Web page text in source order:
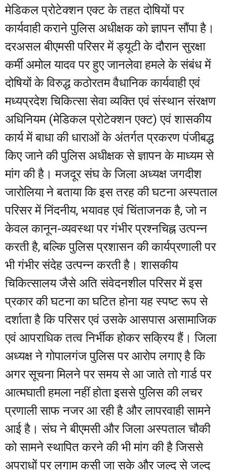
मेडिकल प्रोटेक्शन एक्ट के तहत दोषियों पर
कार्यवाही कराने पुलिस अधीक्षक को ज्ञापन सौंपा है।
दरअसल बीएमसी परिसर में ड्यूटी के दौरान सुरक्षा
कर्मी अमोल यादव पर हुए जानलेवा हमले के संबंध में
दोषियों के विरुद्ध कठोरतम वैधानिक कार्यवाही एवं
मध्यप्रदेश चिकित्सा सेवा व्यक्ति एवं संस्थान संरक्षण
अधिनियम (मेडिकल प्रोटेक्शन एक्ट) एवं शासकीय
कार्य में बाधा की धाराओं के अंतर्गत प्रकरण पंजीबद्ध
किए जाने की पुलिस अधीक्षक से ज्ञापन के माध्यम से
मांग की है। मजदूर संघ के जिला अध्यक्ष जगदीश
जारोलिया ने बताया कि इस तरह की घटना अस्पताल
परिसर में निंदनीय, भयावह एवं चिंताजनक है, जो न
केवल कानून-व्यवस्था पर गंभीर प्रश्नचिह्न उत्पन्न
करती है, बल्कि पुलिस प्रशासन की कार्यप्रणाली पर
भी गंभीर संदेह उत्पन्न करती है। शासकीय
चिकित्सालय जैसे अति संवेदनशील परिसर में इस
प्रकार की घटना का घटित होना यह स्पष्ट रूप से
दर्शाता है कि परिसर एवं उसके आसपास असामाजिक
एवं आपराधिक तत्व निर्भीक होकर सक्रिय हैं। जिला
अध्यक्ष ने गोपालगंज पुलिस पर आरोप लगाए है कि
अगर सूचना मिलने पर समय से आ जाते तो गार्ड पर
आत्मघाती हमला नहीं होता इससे पुलिस की लचर
प्रणाली साफ नजर आ रही है और लापरवाही सामने
आई है। संघ ने बीएमसी और जिला अस्पताल चौकी
को सामने स्थापित करने की भी मांग की है जिससे
अपराधों पर लगाम कसी जा सके और जल्द से जल्द